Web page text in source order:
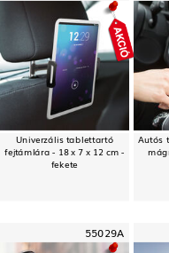
Univerzális tablettartó
fejtámlára - 18 x 7 x 12 cm -
fekete
Autós
55029A